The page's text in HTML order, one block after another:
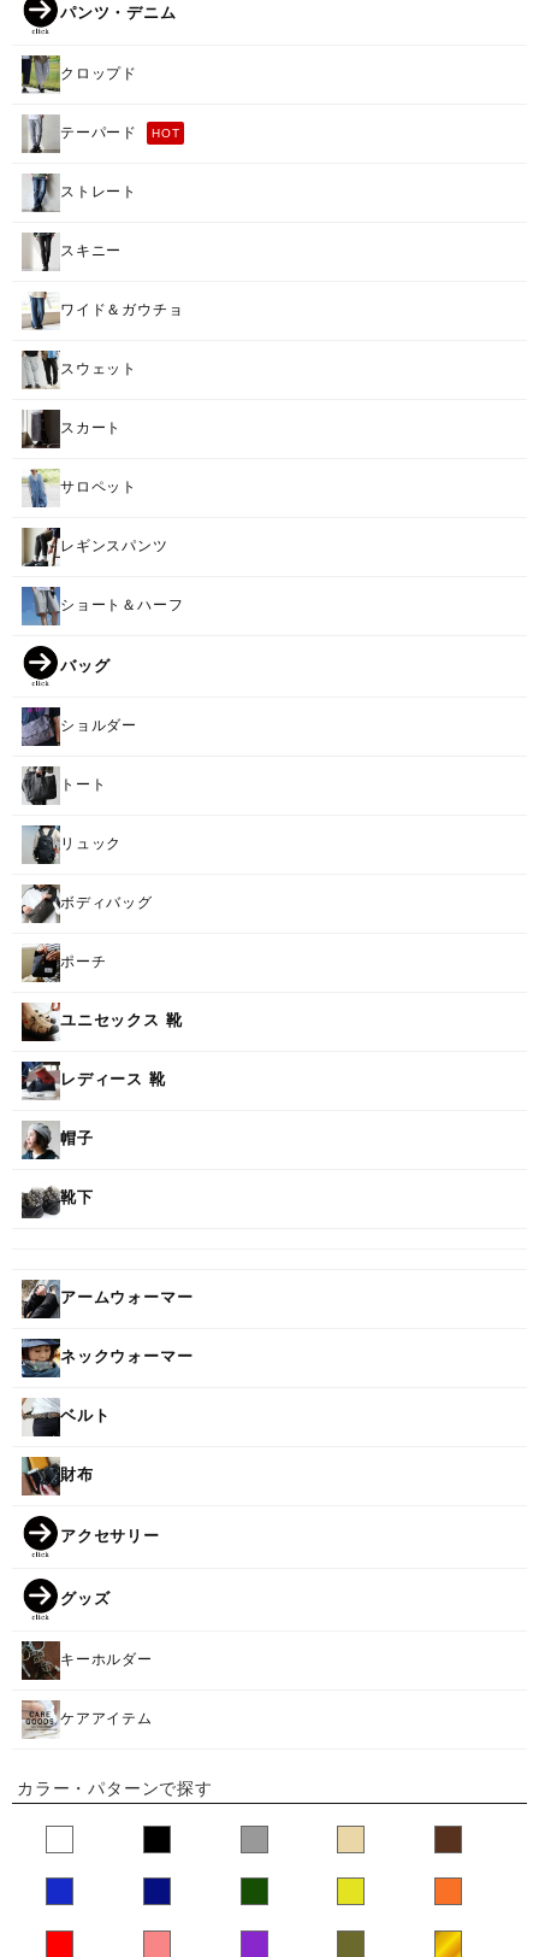
パンツ・デニム
クロップド
テーパード HOT
ストレート
スキニー
ワイド＆ガウチョ
スウェット
スカート
サロペット
レギンスパンツ
ショート＆ハーフ
バッグ
ショルダー
トート
リュック
ボディバッグ
ポーチ
ユニセックス 靴
レディース 靴
帽子
靴下
アームウォーマー
ネックウォーマー
ベルト
財布
アクセサリー
グッズ
キーホルダー
ケアアイテム
カラー・パターンで探す